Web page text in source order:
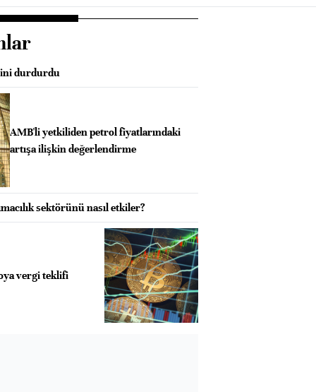
durdurdu
AMB'li yetkiliden petrol fiyatlarındaki
artışa ilişkin değerlendirme
sektörünü nasıl etkiler?
vergi teklifi